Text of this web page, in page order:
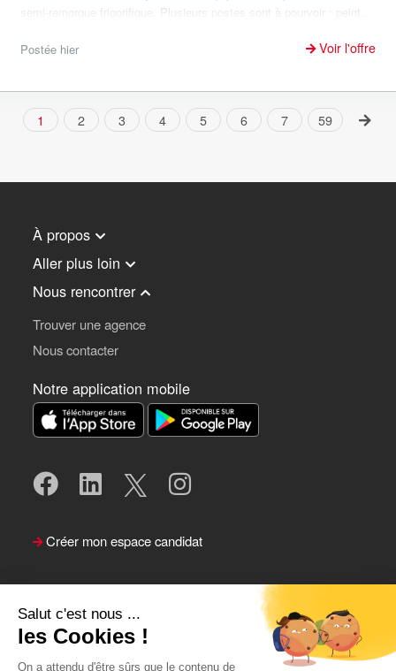
Salut c'est nous ...
les Cookies !
On a attendu d'être sûrs que le contenu de
semi-remorque frigorifique. Plusieurs postes sont à pourvoir : peint...
Postée hier Voir l'offre
1 2 3 4 5 6 7 59
À propos
Aller plus loin
Nous rencontrer
Trouver une agence
Nous contacter
Notre application mobile
Créer mon espace candidat